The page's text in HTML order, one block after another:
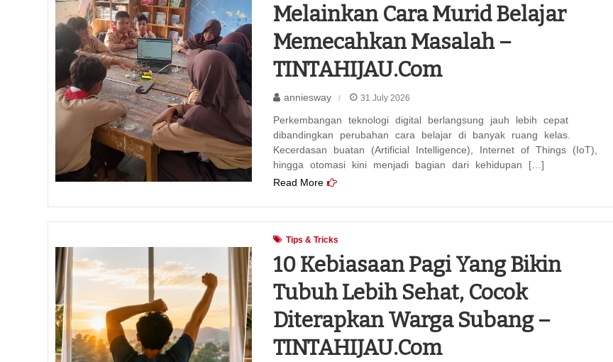
Melainkan Cara Murid Belajar
Memecahkan Masalah –
TINTAHIJAU.com
anniesway 31 July 2026
Perkembangan teknologi digital berlangsung jauh lebih cepat
dibandingkan perubahan cara belajar di banyak ruang kelas.
Kecerdasan buatan (Artificial Intelligence), Internet of Things (IoT),
hingga otomasi kini menjadi bagian dari kehidupan […]
Read More
Tips & Tricks
10 Kebiasaan Pagi Yang Bikin
Tubuh Lebih Sehat, Cocok
Diterapkan Warga Subang –
TINTAHIJAU.com